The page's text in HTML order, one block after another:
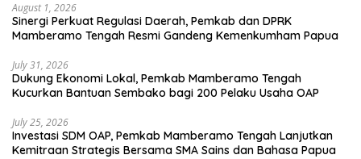
August 1, 2026
Sinergi Perkuat Regulasi Daerah, Pemkab dan DPRK
Mamberamo Tengah Resmi Gandeng Kemenkumham Papua
July 31, 2026
Dukung Ekonomi Lokal, Pemkab Mamberamo Tengah
Kucurkan Bantuan Sembako bagi 200 Pelaku Usaha OAP
July 25, 2026
Investasi SDM OAP, Pemkab Mamberamo Tengah Lanjutkan
Kemitraan Strategis Bersama SMA Sains dan Bahasa Papua